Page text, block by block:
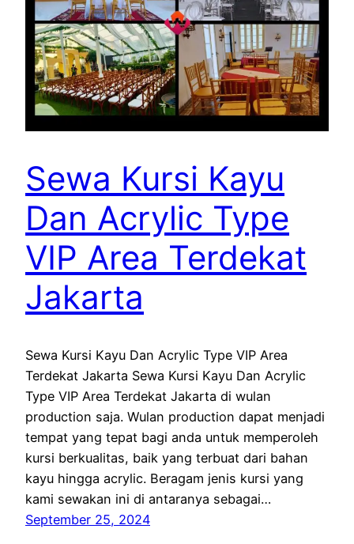
Sewa Kursi Kayu
Dan Acrylic Type
VIP Area Terdekat
Jakarta
Sewa Kursi Kayu Dan Acrylic Type VIP Area
Terdekat Jakarta Sewa Kursi Kayu Dan Acrylic
Type VIP Area Terdekat Jakarta di wulan
production saja. Wulan production dapat menjadi
tempat yang tepat bagi anda untuk memperoleh
kursi berkualitas, baik yang terbuat dari bahan
kayu hingga acrylic. Beragam jenis kursi yang
kami sewakan ini di antaranya sebagai…
September 25, 2024